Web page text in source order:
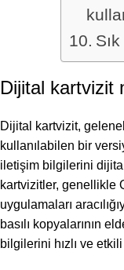
Dijital kartvizit
Dijital kartvizit,
kullanılabilen bir
iletişim bilgilerini
kartvizitler, genellikle
uygulamaları
basılı kopyalarının
bilgilerini hızlı ve